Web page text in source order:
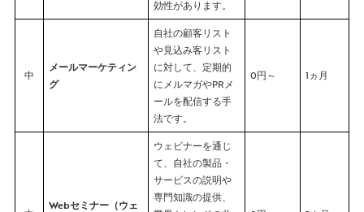
効性があります。
中
メールマーケティン
グ
自社の顧客リスト
や見込み客リスト
に対して、定期的
にメルマガやPRメ
ールを配信する手
法です。
0円～ 1ヵ月
Webセミナー（ウェ
ウェビナーを通じ
て、自社の製品・
サービスの説明や
専門知識の提供、